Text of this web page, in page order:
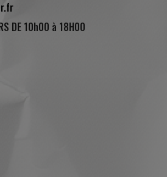
DE 10h00 à 18H00